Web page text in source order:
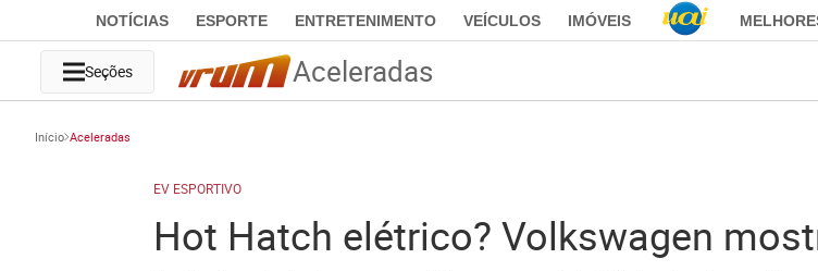
NOTÍCIAS ESPORTE ENTRETENIMENTO VEÍCULOS IMÓVEIS
Seções Aceleradas
Início Aceleradas
EV ESPORTIVO
Hot Hatch elétrico? Volkswagen